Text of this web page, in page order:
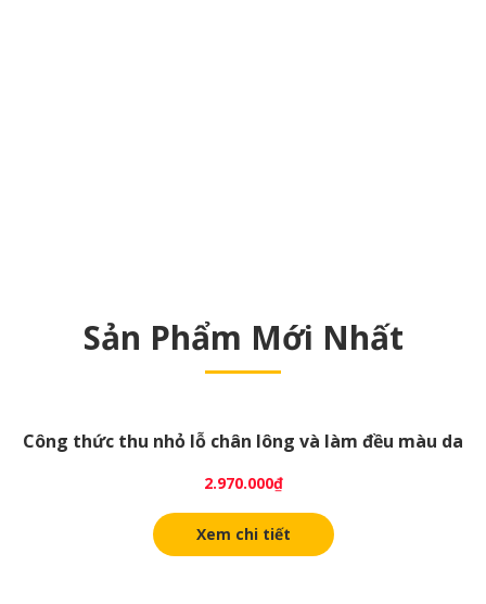
Sản Phẩm Mới Nhất
Công thức thu nhỏ lỗ chân lông và làm đều màu da
2.970.000₫
Xem chi tiết